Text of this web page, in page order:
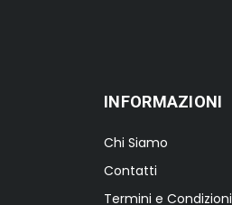
INFORMAZIONI
Chi Siamo
Contatti
Termini e Condizioni